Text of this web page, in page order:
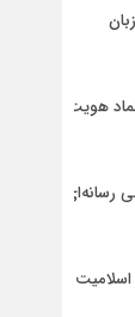
هویت
رسانه‌ای